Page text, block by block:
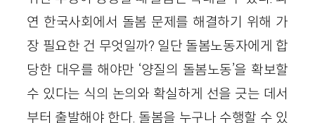
연 한국사회에서 돌봄 문제를 해결하기 위해 가
장 필요한 건 무엇일까? 일단 돌봄노동자에게 합
당한 대우를 해야만 ‘양질의 돌봄노동’을 확보할
수 있다는 식의 논의와 확실하게 선을 긋는 데서
부터 출발해야 한다. 돌봄을 누구나 수행할 수 있